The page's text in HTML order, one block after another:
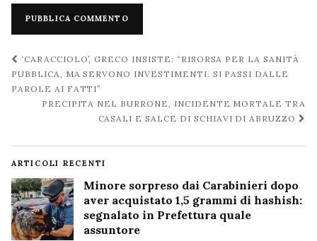
Navigazione
post
‘CARACCIOLO’, GRECO INSISTE: “RISORSA PER LA SANITÀ
PUBBLICA, MA SERVONO INVESTIMENTI. SI PASSI DALLE
PAROLE AI FATTI”
PRECIPITA NEL BURRONE, INCIDENTE MORTALE TRA
CASALI E SALCE DI SCHIAVI DI ABRUZZO
ARTICOLI RECENTI
Minore sorpreso dai Carabinieri dopo
aver acquistato 1,5 grammi di hashish:
segnalato in Prefettura quale
assuntore